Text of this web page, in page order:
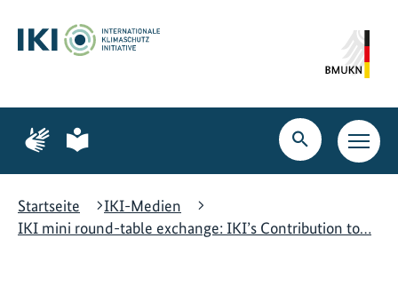
Hauptinhalt
springen
Suche
springen
Hauptnavigation
springen
Zur
Seite
Gebärdensprache
Zur
Seite
leichte
Suche
öffnen
Startseite
IKI-Medien
IKI mini round-table exchange: IKI’s Contribution to…